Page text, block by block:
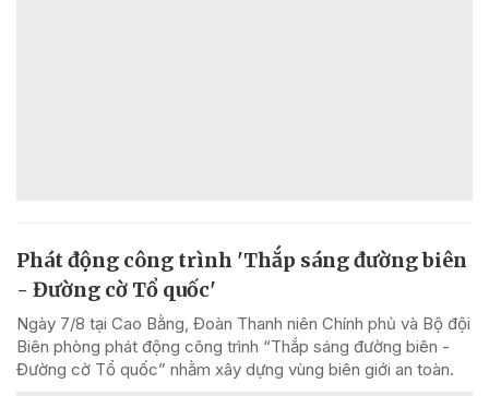
Phát động công trình 'Thắp sáng đường biên
- Đường cờ Tổ quốc'
Ngày 7/8 tại Cao Bằng, Đoàn Thanh niên Chính phủ và Bộ đội
Biên phòng phát động công trình “Thắp sáng đường biên -
Đường cờ Tổ quốc” nhằm xây dựng vùng biên giới an toàn.